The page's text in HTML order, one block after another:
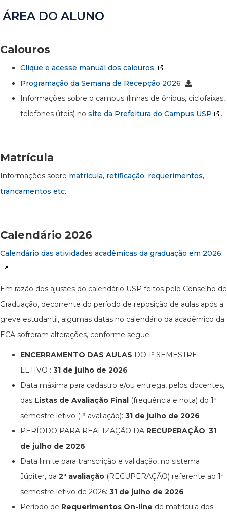
ÁREA DO ALUNO
Calouros
Clique e acesse manual dos calouros.
Programação da Semana de Recepção 2026
Informações sobre o campus (linhas de ônibus, ciclofaixas,
telefones úteis) no site da Prefeitura do Campus USP .
Matrícula
Informações sobre matrícula, retificação, requerimentos,
trancamentos etc.
Calendário 2026
Calendário das atividades acadêmicas da graduação em 2026.
Em razão dos ajustes do calendário USP feitos pelo Conselho de
Graduação, decorrente do período de reposição de aulas após a
greve estudantil, algumas datas no calendário da acadêmico da
ECA sofreram alterações, conforme segue:
ENCERRAMENTO DAS AULAS DO 1º SEMESTRE
LETIVO : 31 de julho de 2026
Data máxima para cadastro e/ou entrega, pelos docentes,
das Listas de Avaliação Final (frequência e nota) do 1º
semestre letivo (1ª avaliação): 31 de julho de 2026
PERÍODO PARA REALIZAÇÃO DA RECUPERAÇÃO: 31
de julho de 2026
Data limite para transcrição e validação, no sistema
Júpiter, da 2ª avaliação (RECUPERAÇÃO) referente ao 1º
semestre letivo de 2026: 31 de julho de 2026
Período de Requerimentos On-line de matrícula dos